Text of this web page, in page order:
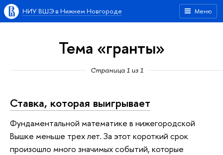
Меню
НИУ ВШЭ в Нижнем Новгороде
Тема «гранты»
Страница 1 из 1
Ставка, которая выигрывает
Фундаментальной математике в нижегородской
Вышке меньше трех лет. За этот короткий срок
произошло много значимых событий, которые